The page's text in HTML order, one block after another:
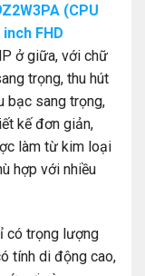
(CPU
inch FHD
ở giữa, với chữ
trọng, thu hút
bạc sang trọng,
kế đơn giản,
làm từ kim loại
hợp với nhiều
có trọng lượng
tính di động cao,